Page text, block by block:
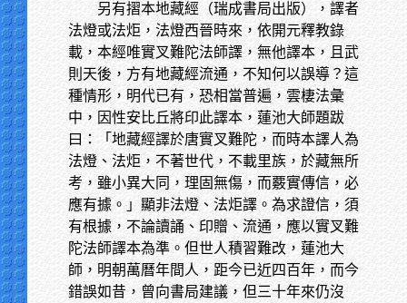
另有摺本地藏經（瑞成書局出版），譯者
法燈或法炬，法燈西晉時來，依開元釋教錄
載，本經唯實叉難陀法師譯，無他譯本，且武
則天後，方有地藏經流通，不知何以誤導？這
種情形，明代已有，恐相當普遍，雲棲法彙
中，因性安比丘將印此譯本，蓮池大師題跋
曰：「地藏經譯於唐實叉難陀，而時本譯人為
法燈、法炬，不著世代，不載里族，於藏無所
考，雖小異大同，理固無傷，而覈實傳信，必
應有據。」顯非法燈、法炬譯。為求證信，須
有根據，不論讀誦、印贈、流通，應以實叉難
陀法師譯本為準。但世人積習難改，蓮池大
師，明朝萬曆年間人，距今已近四百年，而今
錯誤如昔，曾向書局建議，但三十年來仍沒